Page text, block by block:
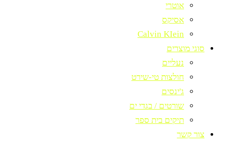
אוטרי
אסיקס
Calvin KIein
סוגי מוצרים
נעליים
חולצות טי-שירט
ג'ינסים
שורטים / בגדי ים
תיקים בית ספר
צור קשר